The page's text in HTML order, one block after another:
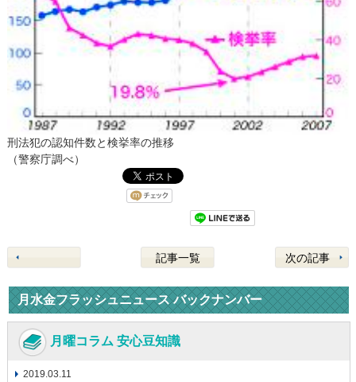
刑法犯の認知件数と検挙率の推移
（警察庁調べ）
記事一覧 次の記事
月水金フラッシュニュース バックナンバー
月曜コラム 安心豆知識
2019.03.11